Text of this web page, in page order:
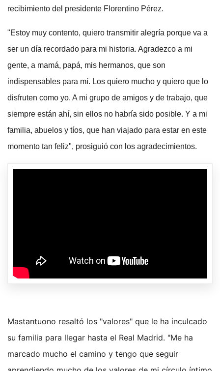
recibimiento del presidente Florentino Pérez.
"Estoy muy contento, quiero transmitir alegría porque va a
ser un día recordado para mi historia. Agradezco a mi
gente, a mamá, papá, mis hermanos, que son
indispensables para mí. Los quiero mucho y quiero que lo
disfruten como yo. A mi grupo de amigos y de trabajo, que
siempre están ahí, sin ellos no habría sido posible. Y a mi
familia, abuelos y tíos, que han viajado para estar en este
momento tan feliz", prosiguió con los agradecimientos.
Mastantuono resaltó los "valores" que le ha inculcado
su familia para llegar hasta el Real Madrid. "Me ha
marcado mucho el camino y tengo que seguir